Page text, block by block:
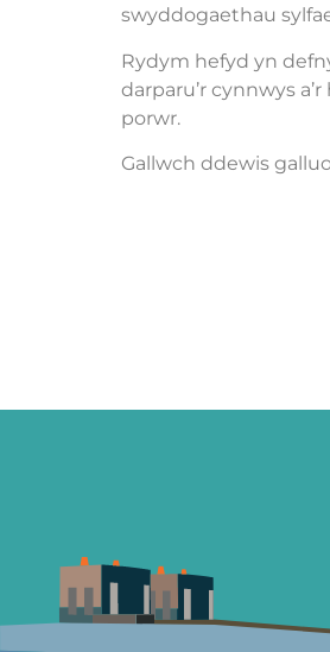
swyddogaethau
Rydym hefyd yn
darparu’r cynnwys
porwr.
Gallwch ddewis